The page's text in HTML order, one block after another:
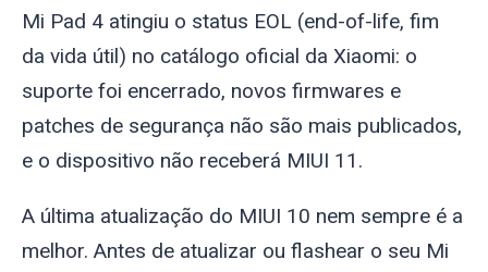
Mi Pad 4 atingiu o status EOL (end-of-life, fim
da vida útil) no catálogo oficial da Xiaomi: o
suporte foi encerrado, novos firmwares e
patches de segurança não são mais publicados,
e o dispositivo não receberá MIUI 11.
A última atualização do MIUI 10 nem sempre é a
melhor. Antes de atualizar ou flashear o seu Mi